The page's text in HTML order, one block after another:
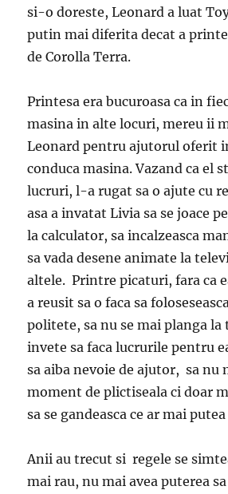
si-o doreste, Leonard a luat
putin mai diferita decat a
de Corolla Terra.
Printesa era bucuroasa ca in
masina in alte locuri, mereu ii
Leonard pentru ajutorul oferit
conduca masina. Vazand ca el
lucruri, l-a rugat sa o ajute cu
asa a invatat Livia sa se joace
la calculator, sa incalzeasca
sa vada desene animate la
altele. Printre picaturi, fara ca
a reusit sa o faca sa
politete, sa nu se mai planga la
invete sa faca lucrurile pentru
sa aiba nevoie de ajutor, sa nu
moment de plictiseala ci doar
sa se gandeasca ce ar mai putea
Anii au trecut si regele se
mai rau, nu mai avea puterea